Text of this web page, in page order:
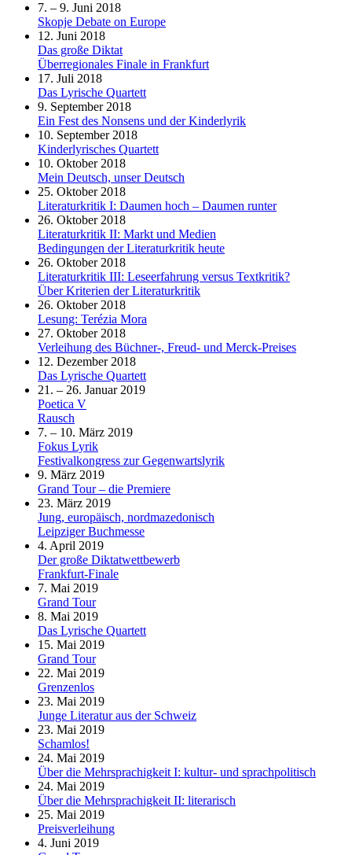
7. – 9. Juni 2018
Skopje Debate on Europe
12. Juni 2018
Das große Diktat
Überregionales Finale in Frankfurt
17. Juli 2018
Das Lyrische Quartett
9. September 2018
Ein Fest des Nonsens und der Kinderlyrik
10. September 2018
Kinderlyrisches Quartett
10. Oktober 2018
Mein Deutsch, unser Deutsch
25. Oktober 2018
Literaturkritik I: Daumen hoch – Daumen runter
26. Oktober 2018
Literaturkritik II: Markt und Medien
Bedingungen der Literaturkritik heute
26. Oktober 2018
Literaturkritik III: Leseerfahrung versus Textkritik?
Über Kriterien der Literaturkritik
26. Oktober 2018
Lesung: Terézia Mora
27. Oktober 2018
Verleihung des Büchner-, Freud- und Merck-Preises
12. Dezember 2018
Das Lyrische Quartett
21. – 26. Januar 2019
Poetica V
Rausch
7. – 10. März 2019
Fokus Lyrik
Festivalkongress zur Gegenwartslyrik
9. März 2019
Grand Tour – die Premiere
23. März 2019
Jung, europäisch, nordmazedonisch
Leipziger Buchmesse
4. April 2019
Der große Diktatwettbewerb
Frankfurt-Finale
7. Mai 2019
Grand Tour
8. Mai 2019
Das Lyrische Quartett
15. Mai 2019
Grand Tour
22. Mai 2019
Grenzenlos
23. Mai 2019
Junge Literatur aus der Schweiz
23. Mai 2019
Schamlos!
24. Mai 2019
Über die Mehrsprachigkeit I: kultur- und sprachpolitisch
24. Mai 2019
Über die Mehrsprachigkeit II: literarisch
25. Mai 2019
Preisverleihung
4. Juni 2019